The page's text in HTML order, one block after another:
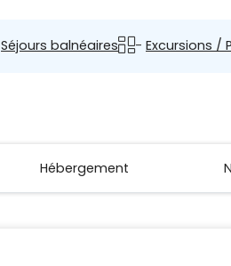
Séjours balnéaires - Excursions /
Hébergement